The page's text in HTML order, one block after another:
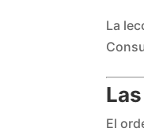
La
El